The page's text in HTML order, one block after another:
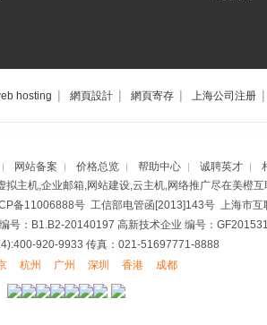
hosting | 網頁設計 | 網頁寄存 | 上海公司注册 |
| 网站备案 | 价格总览 | 帮助中心 | 诚聘英才 |
拟主机,企业邮箱,网站建设,云主机,网络推广尽在美橙互
备11006888号 工信部电管函[2013]143号 上海市互
号：B1.B2-20140197 高新技术企业 编号：
920-9933 传真：021-51697771-8888
杭州 广州 深圳 香港 成都